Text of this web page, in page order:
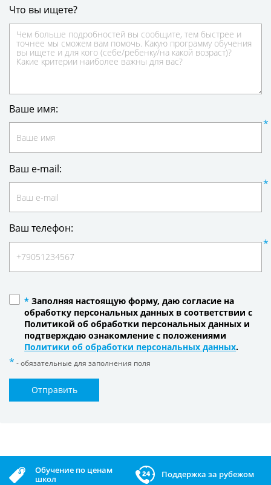
Что вы ищете?
Ваше имя:
Ваш e-mail:
Ваш телефон:
* Заполняя настоящую форму, даю согласие на
обработку персональных данных в соответствии с
Политикой об обработки персональных данных и
подтверждаю ознакомление с положениями
Политики об обработки персональных данных.
- обязательные для заполнения поля
Отправить
Обучение по ценам
школ
Поддержка за рубежом